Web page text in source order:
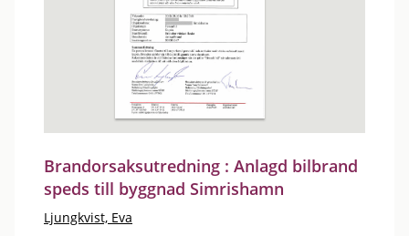
Brandorsaksutredning : Anlagd bilbrand
speds till byggnad Simrishamn
Ljungkvist, Eva